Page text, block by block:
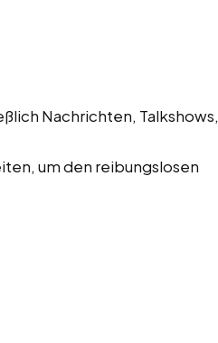
Nachrichten, Talkshows,
um den reibungslosen